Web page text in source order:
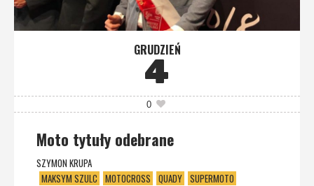
GRUDZIEŃ
4
0
Moto tytuły odebrane
SZYMON KRUPA
MAKSYM SZULC MOTOCROSS QUADY SUPERMOTO